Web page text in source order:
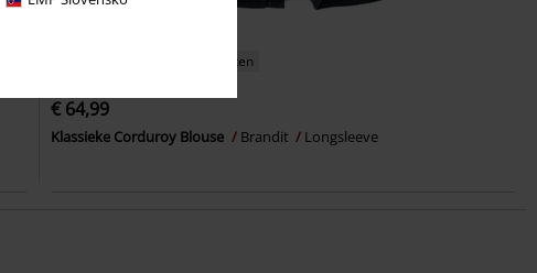
Grote maten
€ 64,99
Klassieke Corduroy Blouse Brandit Longsleeve